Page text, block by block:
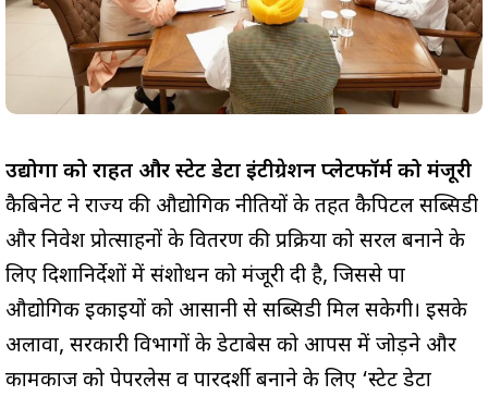
उद्योगों को राहत और स्टेट डेटा इंटीग्रेशन प्लेटफॉर्म को मंजूरी
कैबिनेट ने राज्य की औद्योगिक नीतियों के तहत कैपिटल सब्सिडी
और निवेश प्रोत्साहनों के वितरण की प्रक्रिया को सरल बनाने के
लिए दिशानिर्देशों में संशोधन को मंजूरी दी है, जिससे पात्र
औद्योगिक इकाइयों को आसानी से सब्सिडी मिल सकेगी। इसके
अलावा, सरकारी विभागों के डेटाबेस को आपस में जोड़ने और
कामकाज को पेपरलेस व पारदर्शी बनाने के लिए ‘स्टेट डेटा